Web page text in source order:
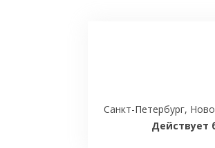
Санкт-Петербург,
Действует